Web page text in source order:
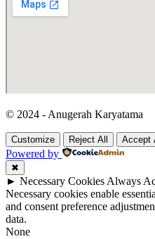
© 2024 - Anugerah Karyatama
Customize Reject All Accept
Powered by
✖
► Necessary CookiesAlways
Necessary cookies enable
and consent preference
data.
None